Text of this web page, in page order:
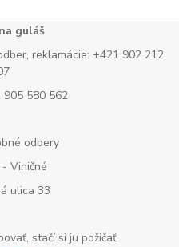
guláš
reklamácie: +421 902 212
905 580 562
odbery
Viničné
ulica 33
stačí si ju požičať